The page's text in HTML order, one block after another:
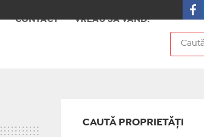
CONTACT VREAU SA VÂND!
CAUTĂ PROPRIETĂȚI